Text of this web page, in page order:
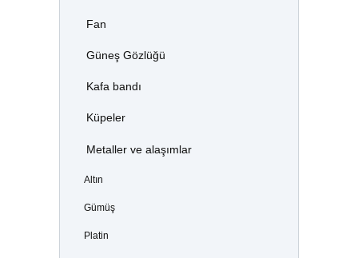
Fan
Güneş Gözlüğü
Kafa bandı
Küpeler
Metaller ve alaşımlar
Altın
Gümüş
Platin